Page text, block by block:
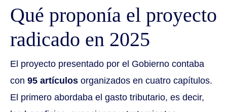
Qué proponía el proyecto
radicado en 2025
El proyecto presentado por el Gobierno contaba
con 95 artículos organizados en cuatro capítulos.
El primero abordaba el gasto tributario, es decir,